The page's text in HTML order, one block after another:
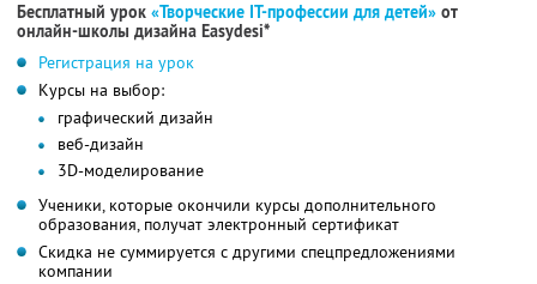
Бесплатный урок «Творческие IT-профессии для детей» от
онлайн-школы дизайна Easydesi*
Регистрация на урок
Курсы на выбор:
графический дизайн
веб-дизайн
3D-моделирование
Ученики, которые окончили курсы дополнительного
образования, получат электронный сертификат
Скидка не суммируется с другими спецпредложениями
компании